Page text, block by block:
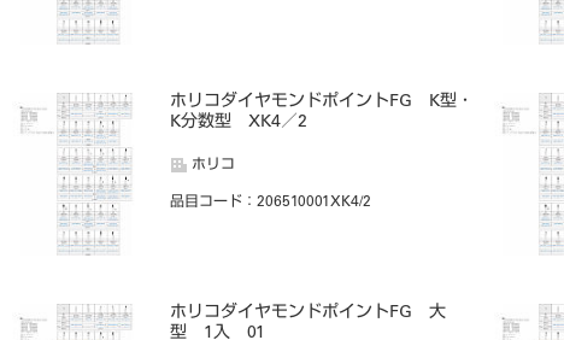
ホリコダイヤモンドポイントFG K型・
K分数型 XK4／2
ホリコ
品目コード ：206510001XK4/2
ホリコダイヤモンドポイントFG 大
型 1入 01